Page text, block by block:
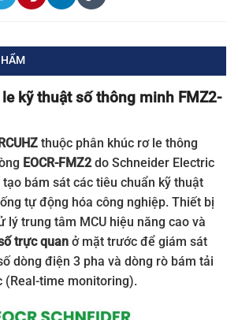
kỹ thuật số thông minh FMZ2-
thuộc phân khúc rơ le thông
EOCR-FMZ2do Schneider Electric
bám sát các tiêu chuẩn kỹ thuật
tự động hóa công nghiệp. Thiết bị
lý trung tâm MCU hiệu năng cao và
trực quan ở mặt trước để giám sát
dòng điện 3 pha và dòng rò bám tải
(Real-time monitoring).